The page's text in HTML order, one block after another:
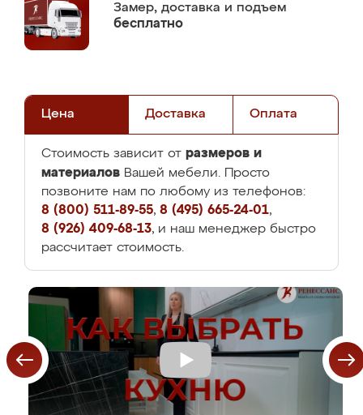
Замер, доставка и подъем
бесплатно
Цена Доставка Оплата
Стоимость зависит от размеров и
материалов Вашей мебели. Просто
позвоните нам по любому из телефонов:
8 (800) 511-89-55, 8 (495) 665-24-01,
8 (926) 409-68-13, и наш менеджер быстро
рассчитает стоимость.